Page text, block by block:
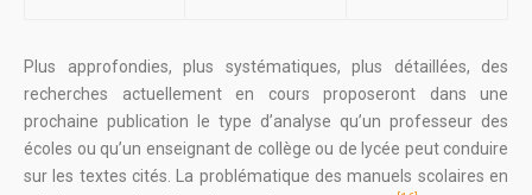
Plus approfondies, plus systématiques, plus détaillées, des
recherches actuellement en cours proposeront dans une
prochaine publication le type d’analyse qu’un professeur des
écoles ou qu’un enseignant de collège ou de lycée peut conduire
sur les textes cités. La problématique des manuels scolaires en